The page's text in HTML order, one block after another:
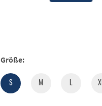
Größe:
S M L